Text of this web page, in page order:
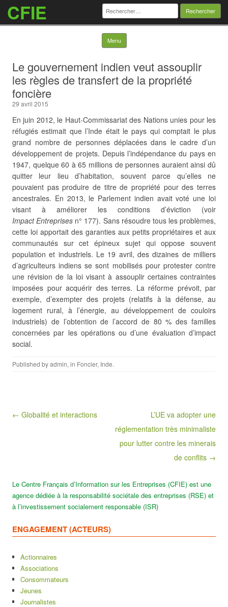
CFIE Rechercher :
Menu Skip to content
Le gouvernement indien veut assouplir
les règles de transfert de la propriété
foncière
29 avril 2015
En juin 2012, le Haut-Commissariat des Nations unies pour les
réfugiés estimait que l’Inde était le pays qui comptait le plus
grand nombre de personnes déplacées dans le cadre d’un
développement de projets. Depuis l’indépendance du pays en
1947, quelque 60 à 65 millions de personnes auraient ainsi dû
quitter leur lieu d’habitation, souvent parce qu’elles ne
pouvaient pas produire de titre de propriété pour des terres
ancestrales. En 2013, le Parlement indien avait voté une loi
visant à améliorer les conditions d’éviction (voir
Impact Entreprises n° 177). Sans résoudre tous les problèmes,
cette loi apportait des garanties aux petits propriétaires et aux
communautés sur cet épineux sujet qui oppose souvent
population et industriels. Le 19 avril, des dizaines de milliers
d’agriculteurs indiens se sont mobilisés pour protester contre
une révision de la loi visant à assouplir certaines contraintes
imposées pour acquérir des terres. La réforme prévoit, par
exemple, d’exempter des projets (relatifs à la défense, au
logement rural, à l’énergie, au développement de couloirs
industriels) de l’obtention de l’accord de 80 % des familles
concernées par les opérations ou d’une évaluation d’impact
social.
Published byadmin, in Foncier, Inde.
Post navigation
← Globalité et interactions
L’UE va adopter une
réglementation très minimaliste
pour lutter contre les minerais
de conflits →
Le Centre Français d’Information sur les Entreprises (CFIE) est une
agence dédiée à la responsabilité sociétale des entreprises (RSE) et
à l’investissement socialement responsable (ISR)
ENGAGEMENT (ACTEURS)
Actionnaires
Associations
Consommateurs
Jeunes
Journalistes